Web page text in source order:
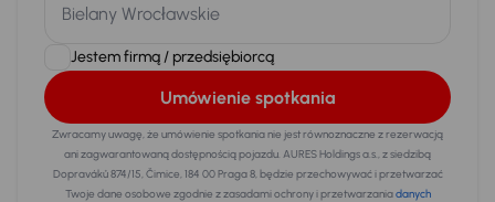
Jestem firmą / przedsiębiorcą
Umówienie spotkania
Zwracamy uwagę, że umówienie spotkania nie jest równoznaczne z rezerwacją
ani zagwarantowaną dostępnością pojazdu. AURES Holdings a.s., z siedzibą
Dopraváků 874/15, Čimice, 184 00 Praga 8, będzie przechowywać i przetwarzać
Twoje dane osobowe zgodnie z zasadami ochrony i przetwarzaniadanych